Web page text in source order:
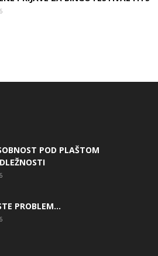
POD PLAŠTOM
PROBLEM…